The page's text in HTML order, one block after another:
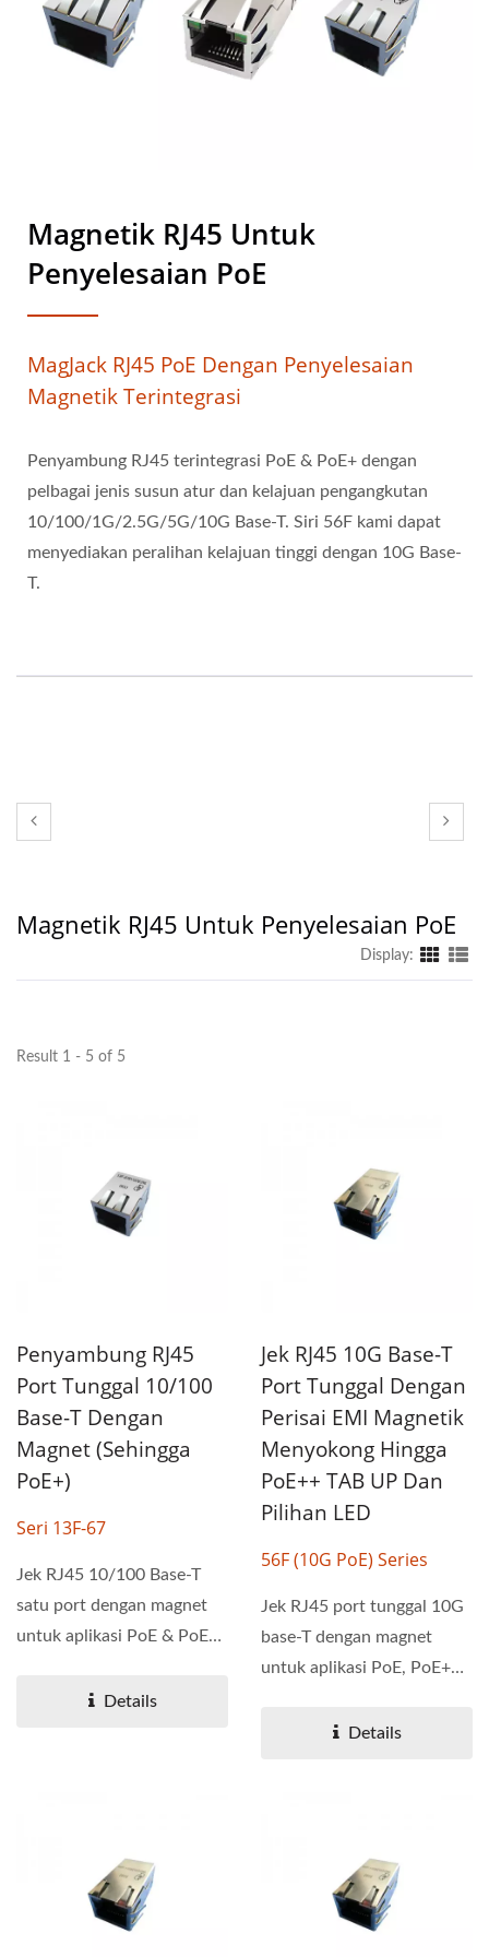
Magnetik RJ45 Untuk
Penyelesaian PoE
MagJack RJ45 PoE Dengan Penyelesaian
Magnetik Terintegrasi
Penyambung RJ45 terintegrasi PoE & PoE+ dengan
pelbagai jenis susun atur dan kelajuan pengangkutan
10/100/1G/2.5G/5G/10G Base-T. Siri 56F kami dapat
menyediakan peralihan kelajuan tinggi dengan 10G Base-
T.
Magnetik RJ45 Untuk Penyelesaian PoE
Display:
Result 1 - 5 of 5
Penyambung RJ45
Port Tunggal 10/100
Base-T Dengan
Magnet (Sehingga
PoE+)
Seri 13F-67
Jek RJ45 10/100 Base-T
satu port dengan magnet
untuk aplikasi PoE & PoE+.
Details
Jek RJ45 10G Base-T
Port Tunggal Dengan
Perisai EMI Magnetik
Menyokong Hingga
PoE++ TAB UP Dan
Pilihan LED
56F (10G PoE) Series
Jek RJ45 port tunggal 10G
base-T dengan magnet
untuk aplikasi PoE, PoE+
Details